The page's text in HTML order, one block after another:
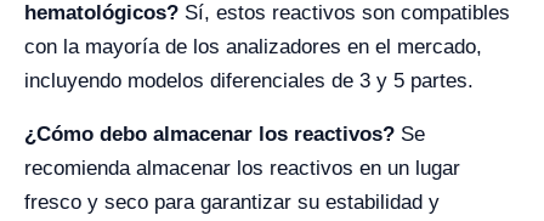
hematológicos? Sí, estos reactivos son compatibles
con la mayoría de los analizadores en el mercado,
incluyendo modelos diferenciales de 3 y 5 partes.
¿Cómo debo almacenar los reactivos? Se
recomienda almacenar los reactivos en un lugar
fresco y seco para garantizar su estabilidad y